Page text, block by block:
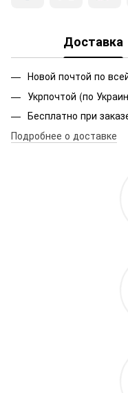
Доставка
Новой почтой по
Укрпочтой (по
Бесплатно при
Подробнее о доставке